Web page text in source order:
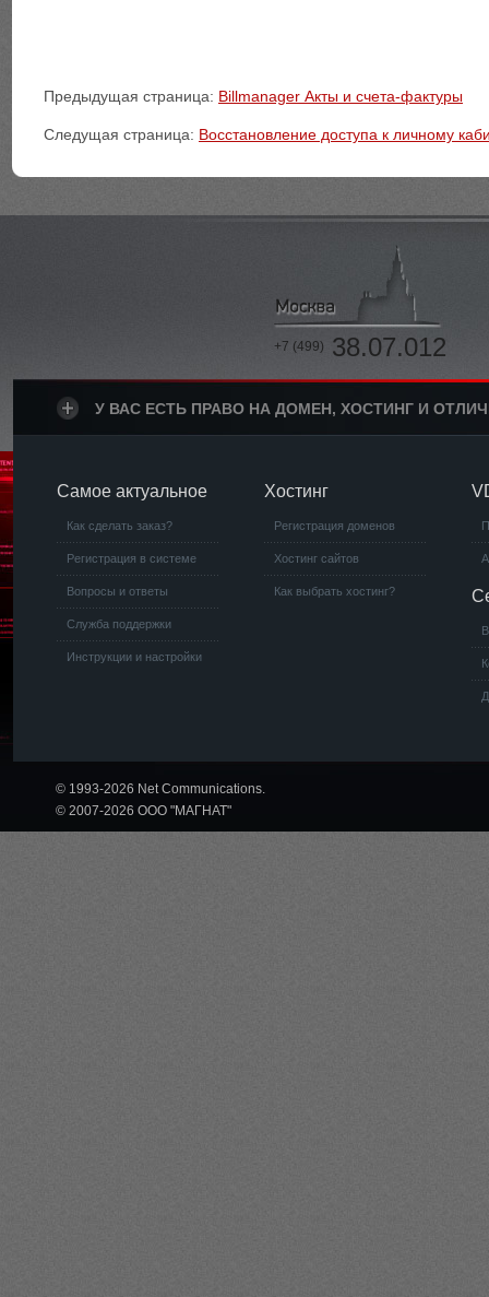
Предыдущая страница: Billmanager Акты и счета-фактуры
Следущая страница: Восстановление доступа к личному
+7 (499) 38.07.012
У ВАС ЕСТЬ ПРАВО НА ДОМЕН, ХОСТИНГ И
Самое актуальное
Как сделать заказ?
Регистрация в системе
Вопросы и ответы
Служба поддержки
Инструкции и настройки
Хостинг
Регистрация доменов
Хостинг сайтов
Как выбрать хостинг?
© 1993-2026 Net Communications.
© 2007-2026 ООО "МАГНАТ"